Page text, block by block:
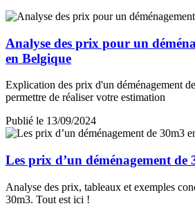
Analyse des prix pour un
en Belgique
Explication des prix d'un déménagement
permettre de réaliser votre estimation
Publié le 13/09/2024
Les prix d’un déménagement de
Analyse des prix, tableaux et exemples
30m3. Tout est ici !